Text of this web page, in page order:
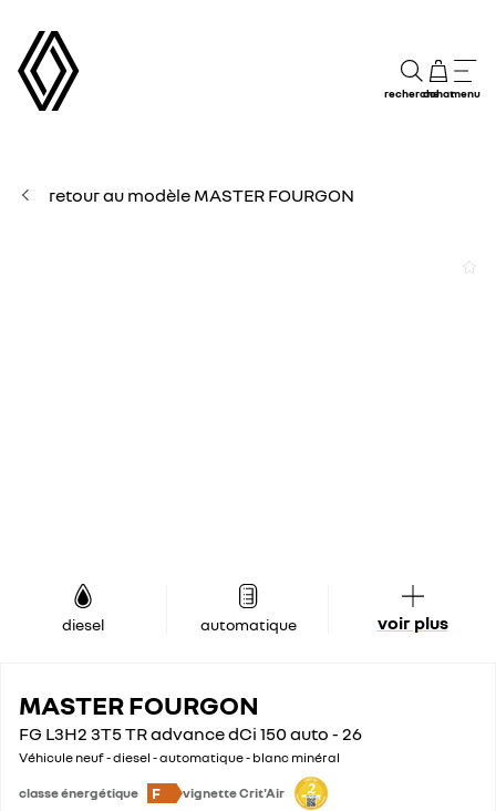
rechercheachatmenu
retour au modèle MASTER FOURGON
diesel automatique voir plus
MASTER FOURGON
FG L3H2 3T5 TR advance dCi 150 auto - 26
Véhicule neuf - diesel - automatique - blanc minéral
classe énergétique F vignette Crit'Air